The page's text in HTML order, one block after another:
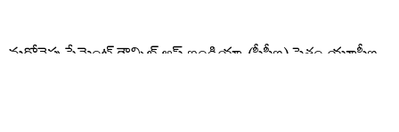
మరోవైపు పేమెంట్ కౌన్సిల్ ఆఫ్ ఇండియా (పీసీఐ) సైతం యూపీఐ